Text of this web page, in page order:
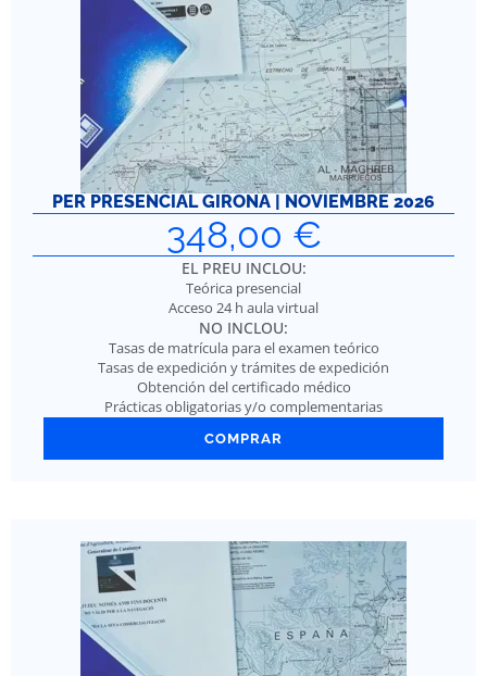
PER PRESENCIAL GIRONA | NOVIEMBRE 2026
348,00 €
EL PREU INCLOU:
Teórica presencial
Acceso 24 h aula virtual
NO INCLOU:
Tasas de matrícula para el examen teórico
Tasas de expedición y trámites de expedición
Obtención del certificado médico
Prácticas obligatorias y/o complementarias
COMPRAR